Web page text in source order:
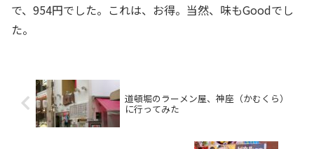
で、954円でした。これは、お得。当然、味もGoodでし
た。
道頓堀のラーメン屋、神座（かむくら）
に行ってみた